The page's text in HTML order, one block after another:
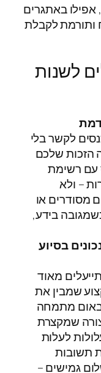
אפילו באתגרים
ותורמת לקבלת
לשנות
לקשר בלי
הזכות שלכם
עם רשימת
– ולא
מסודרים או
בידע,
בסיוע
מאוד
שמבין את
מתמחה
שמקצרת
לעלות
תשובות
גמישים –